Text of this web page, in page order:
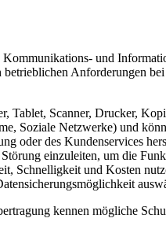
und
Anforderungen
Tablet, Scanner, Drucker,
Soziale Netzwerke) und
oder des Kundenservices
einzuleiten, um die
Schnelligkeit und Kosten
kennen mögliche